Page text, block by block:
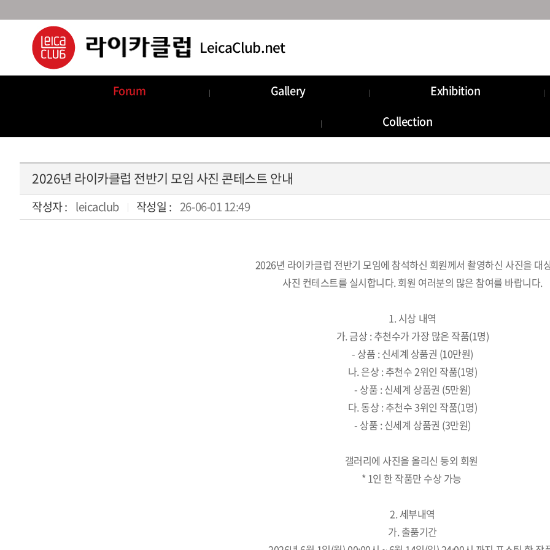
Forum Gallery
Exhibition
Collection
Information
2026년 라이카클럽 전반기 모임 사진 콘테스트 안내
작성자 : leicaclub 작성일 : 26-06-01 12:49
2026년 라이카클럽 전반기 모임에 참석하신 회원께서 촬영하신 사진을 대
사진 컨테스트를 실시합니다. 회원 여러분의 많은 참여를 바랍니다.
1. 시상 내역
가. 금상 : 추천수가 가장 많은 작품(1명)
- 상품 : 신세계 상품권 (10만원)
나. 은상 : 추천수 2위인 작품(1명)
- 상품 : 신세계 상품권 (5만원)
다. 동상 : 추천수 3위인 작품(1명)
- 상품 : 신세계 상품권 (3만원)
갤러리에 사진을 올리신 등외 회원
* 1인 한 작품만 수상 가능
2. 세부내역
가. 출품기간